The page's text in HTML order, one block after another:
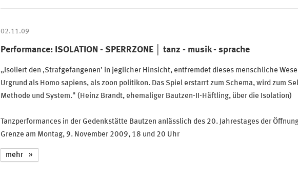
02.11.09
Performance: ISOLATION - SPERRZONE │ tanz - musik - sprache
„Isoliert den ‚Strafgefangenen’ in jeglicher Hinsicht, entfremdet dieses menschliche
Urgrund als Homo sapiens, als zoon politikon. Das Spiel erstarrt zum Schema, wird zum
Methode und System." (Heinz Brandt, ehemaliger Bautzen-II-Häftling, über die Isolation)
Tanzperformances in der Gedenkstätte Bautzen anlässlich des 20. Jahrestages der
Grenze am Montag, 9. November 2009, 18 und 20 Uhr
mehr